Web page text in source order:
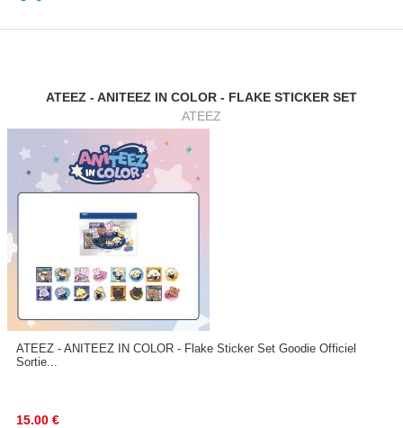
ATEEZ - ANITEEZ IN COLOR - FLAKE STICKER SET
ATEEZ
ATEEZ - ANITEEZ IN COLOR - Flake Sticker Set Goodie Officiel
Sortie...
15.00 €